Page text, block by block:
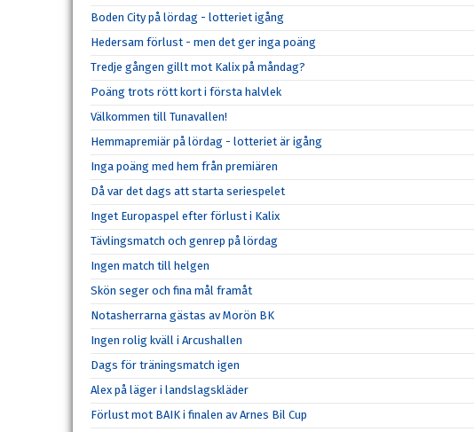
Boden City på lördag - lotteriet igång
Hedersam förlust - men det ger inga poäng
Tredje gången gillt mot Kalix på måndag?
Poäng trots rött kort i första halvlek
Välkommen till Tunavallen!
Hemmapremiär på lördag - lotteriet är igång
Inga poäng med hem från premiären
Då var det dags att starta seriespelet
Inget Europaspel efter förlust i Kalix
Tävlingsmatch och genrep på lördag
Ingen match till helgen
Skön seger och fina mål framåt
Notasherrarna gästas av Morön BK
Ingen rolig kväll i Arcushallen
Dags för träningsmatch igen
Alex på läger i landslagskläder
Förlust mot BAIK i finalen av Arnes Bil Cup